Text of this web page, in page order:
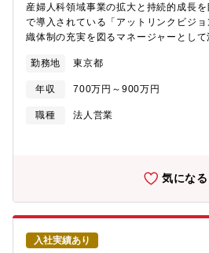
の持続的な成長に大きく貢献できます
スキル ：顧客の経営課題を深く掘り下
めのソリューションを提案する、高度な
る仕事です。■裁量の大きさ ：ご自身の
は、人々の生活に欠かせない社会イン
な薬剤師不足や業務効率化の遅れなど
ンのもと、統合型クラウドソリューシ
でいます。「MEDIXS」は、現場視点
国約3,000店舗に導入されており、高い
は、約14,000店舗の調剤薬局に導入さ
つけ支援」との連携を強化し、業務効
と薬局のより良い関係性を築くプロダク
す。このような事業拡大に伴い、大手調
産婦人科領域事業の拡大と持続的成長
で導入されている「アットリンクビジ
織体制の充実を図るマネージャーとし
分析による新規広告商品の企画提案■法
関係構築・交渉対応■チームメンバー5
【サービスについて】・@linkは、産婦
関向けの予約・受付システムで、分娩
の長さが患者体験や病院評価に直結す
超、産婦人科領域でNo.1の導入実績を
として、多くの医療機関で活用されて
から手軽に予約でき、医療機関は業務
安定化を実現し、現場の負担軽減にも
リンクビジョンは@linkを導入している
れたモニターで、プレママ（妊婦）やマ
勤務地 東京都
年収 700万円～900万円
職種
法人営業
気になる
入社実績あり